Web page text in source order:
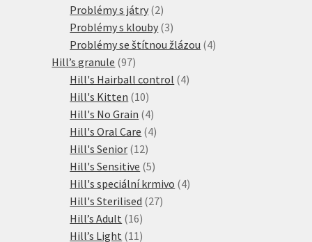
produkty
Problémy s játry 22
produkty
Problémy s klouby 33
produkty
Problémy se štítnou žlázou 44
Hill’s granule 9797
produktů
Hill's Hairball control 44
Hill's Kitten 1010
produktů
Hill's No Grain 44
produkty
Hill's Oral Care 44
Hill's Senior 1212
produktů
Hill's Sensitive 55
produktů
Hill's speciální krmivo 44
Hill's Sterilised 2727
Hill’s Adult 1616
produktů
Hill’s Light 11 11